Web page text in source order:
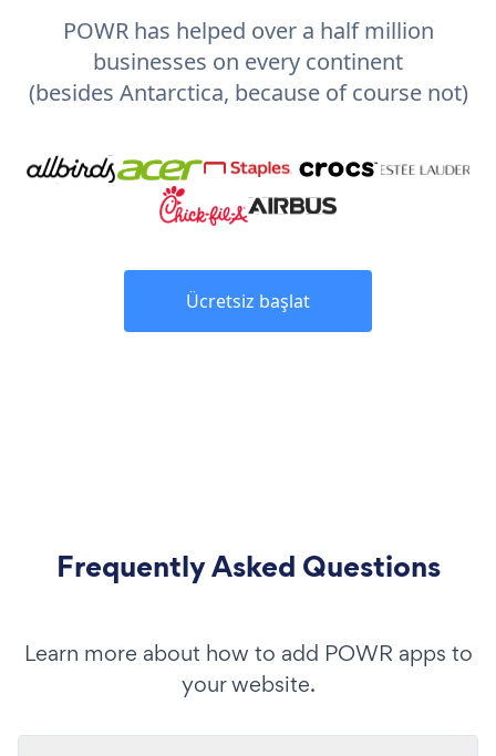
POWR has helped over a half million
businesses on every continent
(besides Antarctica, because of course not)
Ücretsiz başlat
Frequently Asked Questions
Learn more about how to add POWR apps to
your website.